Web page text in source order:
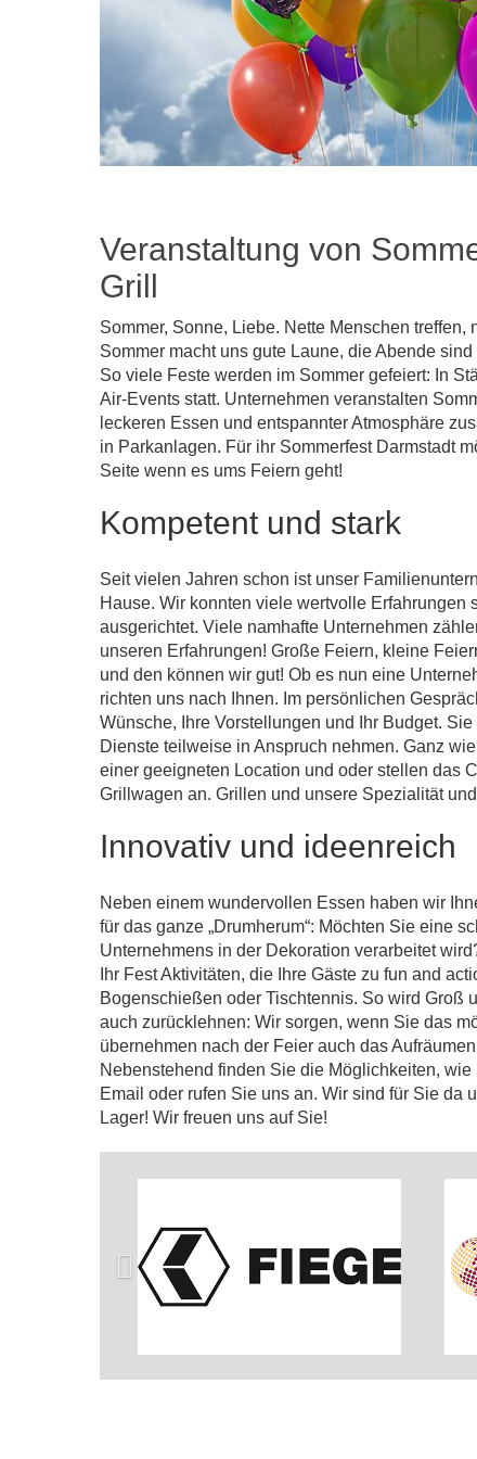
Veranstaltung von
Grill
Sommer, Sonne, Liebe. Nette Menschen
Sommer macht uns gute Laune, die Abende
So viele Feste werden im Sommer gefeiert: In
Air-Events statt. Unternehmen veranstalten
leckeren Essen und entspannter Atmosphäre
in Parkanlagen. Für ihr Sommerfest Darmstadt
Seite wenn es ums Feiern geht!
Kompetent und stark
Seit vielen Jahren schon ist unser
Hause. Wir konnten viele wertvolle
ausgerichtet. Viele namhafte Unternehmen
unseren Erfahrungen! Große Feiern, kleine
und den können wir gut! Ob es nun eine
richten uns nach Ihnen. Im persönlichen
Wünsche, Ihre Vorstellungen und Ihr Budget.
Dienste teilweise in Anspruch nehmen. Ganz
einer geeigneten Location und oder stellen das
Grillwagen an. Grillen und unsere Spezialität
Innovativ und ideenreich
Neben einem wundervollen Essen haben wir
für das ganze „Drumherum“: Möchten Sie eine
Unternehmens in der Dekoration verarbeitet
Ihr Fest Aktivitäten, die Ihre Gäste zu fun and
Bogenschießen oder Tischtennis. So wird Groß
auch zurücklehnen: Wir sorgen, wenn Sie das
übernehmen nach der Feier auch das
Nebenstehend finden Sie die Möglichkeiten,
Email oder rufen Sie uns an. Wir sind für Sie da
Lager! Wir freuen uns auf Sie!